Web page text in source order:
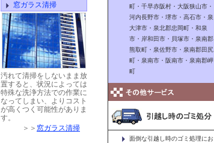
窓ガラス清掃
汚れて清掃をしないまま放
置すると、状況によっては
特殊な洗浄方法での作業に
なってしまい、よりコスト
が高くつく可能性がありま
す。
＞＞ 窓ガラス清掃
町・千早赤阪村・大阪狭山市・
河内長野市・堺市・高石市・泉
大津市・泉北郡忠岡町・和泉
市・岸和田市・貝塚市・泉南郡
熊取町・泉佐野市・泉南郡田尻
町・泉南市・阪南市・泉南郡岬
町
面倒な引越し時のゴミ処理にお